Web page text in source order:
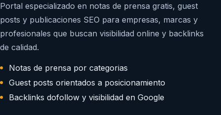
Portal especializado en notas de prensa gratis, guest
posts y publicaciones SEO para empresas, marcas y
profesionales que buscan visibilidad online y backlinks
de calidad.
Notas de prensa por categorias
Guest posts orientados a posicionamiento
Backlinks dofollow y visibilidad en Google